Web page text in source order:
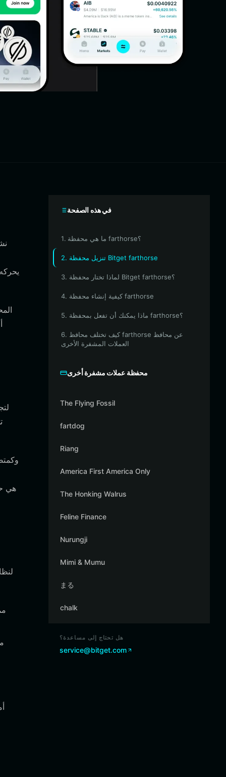
في هذه الصفحة
1. ما هي محفظة farthorse؟
2. تنزيل محفظة Bitget farthorse
3. لماذا تختار محفظة Bitget farthorse؟
4. كيفية إنشاء محفظة farthorse
5. ماذا يمكنك أن تفعل بمحفظة farthorse؟
6. كيف تختلف محافظ farthorse عن محافظ
العملات المشفرة الأخرى
محفظة عملات مشفرة أخرى
The Flying Fossil
fartdog
Riang
America First America Only
The Honking Walrus
Feline Finance
Nurungji
Mimi & Mumu
まる
chalk
هل تحتاج إلى مساعدة؟
service@bitget.com